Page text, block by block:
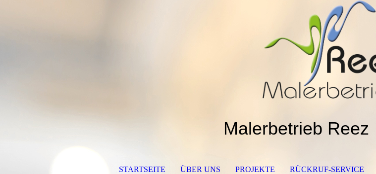
Malerbetrieb Reez
STARTSEITE ÜBER UNS PROJEKTE RÜCKRUF-SERVICE